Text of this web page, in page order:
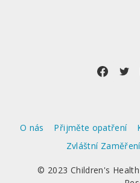
O nás Přijměte opatření
Zvláštní Zaměření
© 2023 Children's